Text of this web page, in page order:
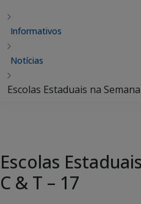
Informativos
Notícias
Escolas Estaduais na
Escolas
C & T – 17